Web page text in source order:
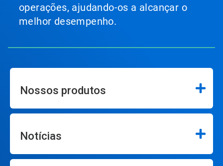
operações, ajudando-os a alcançar o
melhor desempenho.
Nossos produtos
Notícias